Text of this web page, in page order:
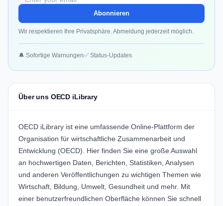
Abonnieren
Wir respektieren Ihre Privatsphäre. Abmeldung jederzeit möglich.
🔔 Sofortige Warnungen✅ Status-Updates
Über uns OECD iLibrary
OECD iLibrary ist eine umfassende Online-Plattform der
Organisation für wirtschaftliche Zusammenarbeit und
Entwicklung (OECD). Hier finden Sie eine große Auswahl
an hochwertigen Daten, Berichten, Statistiken, Analysen
und anderen Veröffentlichungen zu wichtigen Themen wie
Wirtschaft, Bildung, Umwelt, Gesundheit und mehr. Mit
einer benutzerfreundlichen Oberfläche können Sie schnell